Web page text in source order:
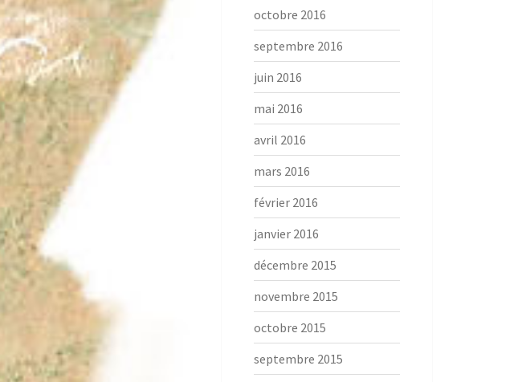
octobre 2016
septembre 2016
juin 2016
mai 2016
avril 2016
mars 2016
février 2016
janvier 2016
décembre 2015
novembre 2015
octobre 2015
septembre 2015